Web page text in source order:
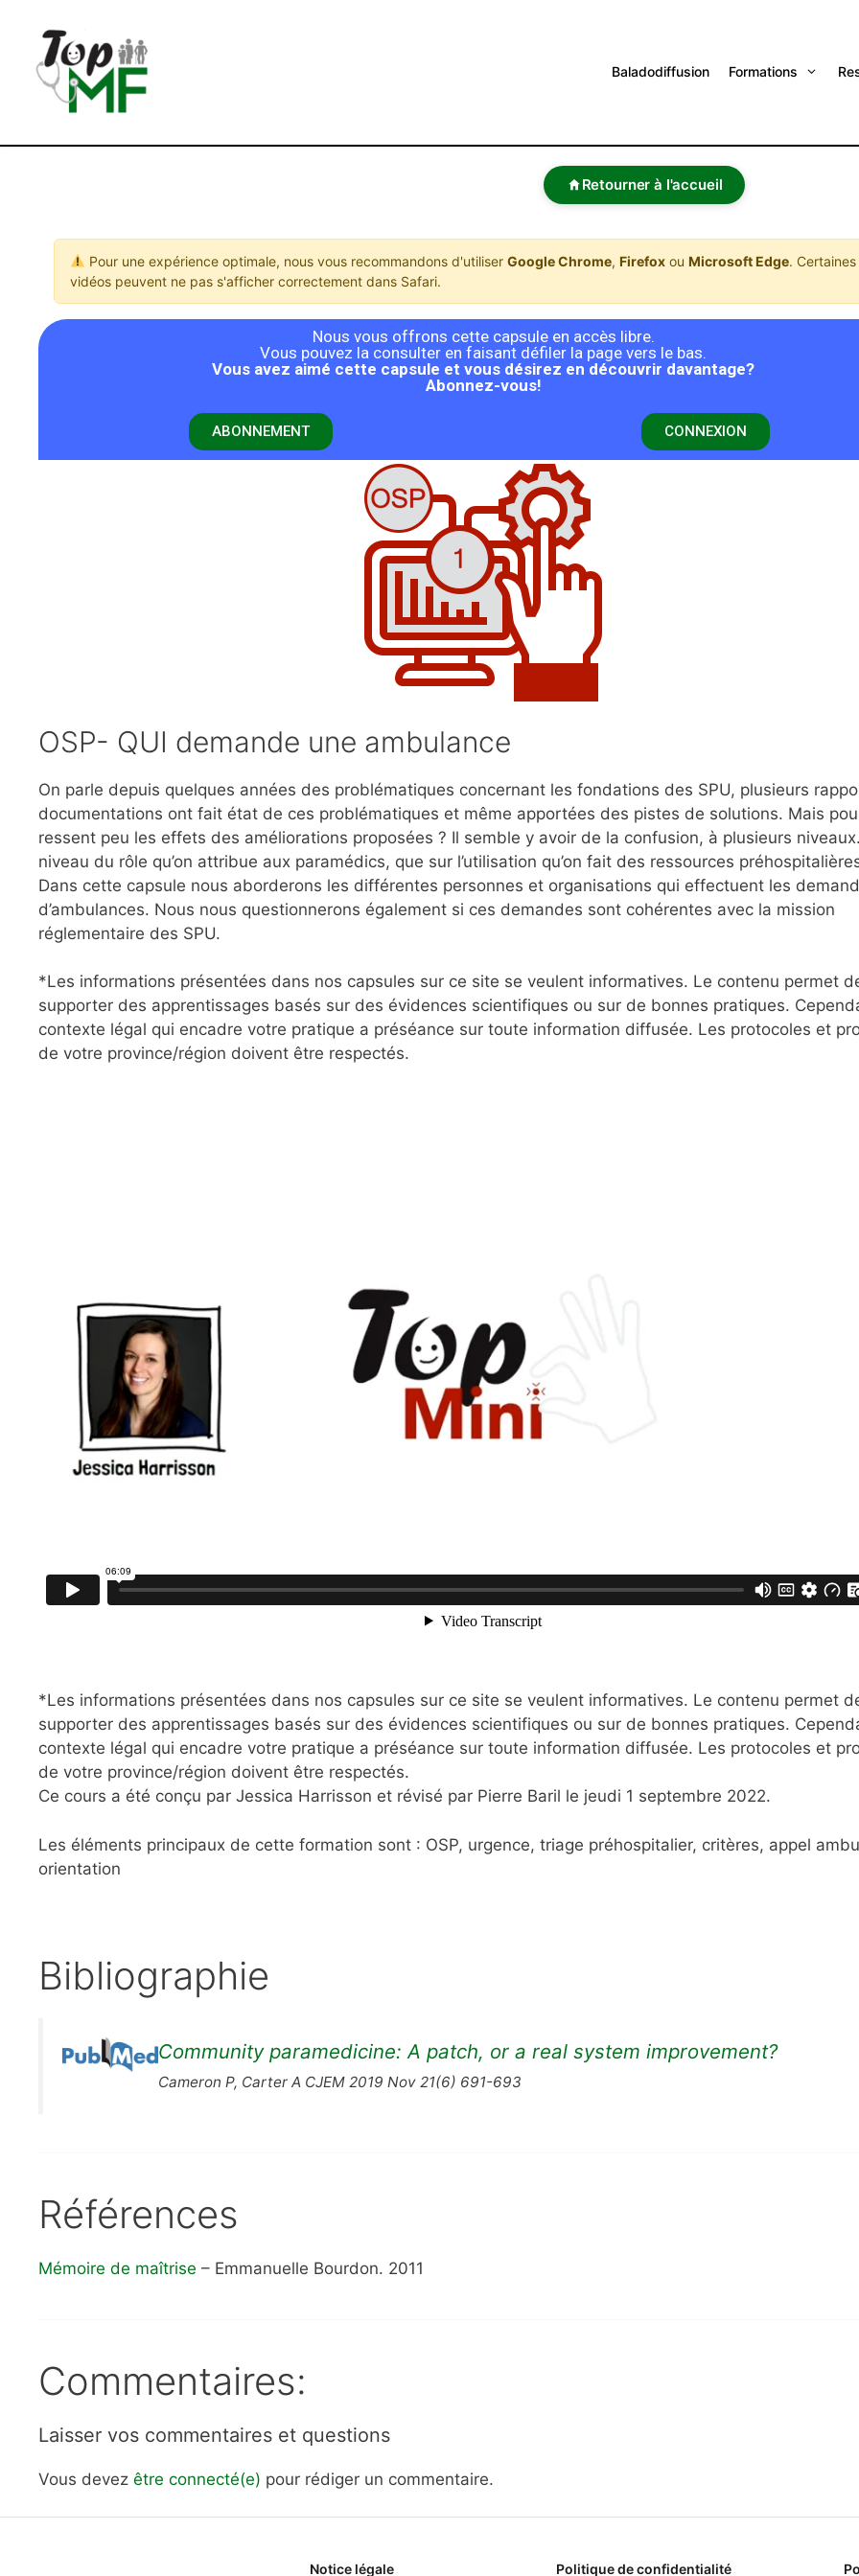
Baladodiffusion Formations
Retourner à l'accueil
Pour une expérience optimale, nous vous recommandons d'utiliser Google Chrome, Firefoxou Microsoft Edge. Certaines
vidéos peuvent ne pas s'afficher correctement dans Safari.
Nous vous offrons cette capsule en accès libre.
Vous pouvez la consulter en faisant défiler la page vers le bas.
Vous avez aimé cette capsule et vous désirez en découvrir davantage?
Abonnez-vous!
ABONNEMENT CONNEXION
OSP- QUI demande une ambulance
On parle depuis quelques années des problématiques concernant les fondations des SPU, plusieurs
documentations ont fait état de ces problématiques et même apportées des pistes de solutions. Mais
ressent peu les effets des améliorations proposées ? Il semble y avoir de la confusion, à plusieurs
niveau du rôle qu’on attribue aux paramédics, que sur l’utilisation qu’on fait des ressources
Dans cette capsule nous aborderons les différentes personnes et organisations qui effectuent les
d’ambulances. Nous nous questionnerons également si ces demandes sont cohérentes avec la mission
réglementaire des SPU.
*Les informations présentées dans nos capsules sur ce site se veulent informatives. Le contenu permet
supporter des apprentissages basés sur des évidences scientifiques ou sur de bonnes pratiques.
contexte légal qui encadre votre pratique a préséance sur toute information diffusée. Les protocoles et
de votre province/région doivent être respectés.
*Les informations présentées dans nos capsules sur ce site se veulent informatives. Le contenu permet
supporter des apprentissages basés sur des évidences scientifiques ou sur de bonnes pratiques.
contexte légal qui encadre votre pratique a préséance sur toute information diffusée. Les protocoles et
de votre province/région doivent être respectés.
Ce cours a été conçu par Jessica Harrisson et révisé par Pierre Baril le jeudi 1 septembre 2022.
Les éléments principaux de cette formation sont : OSP, urgence, triage préhospitalier, critères, appel
orientation
Bibliographie
Community paramedicine: A patch, or a real system improvement?
Cameron P, Carter A CJEM 2019 Nov 21(6) 691-693
Références
Mémoire de maîtrise – Emmanuelle Bourdon. 2011
Commentaires:
Laisser vos commentaires et questions
Vous devez être connecté(e) pour rédiger un commentaire.
Notice légale Politique de confidentialité